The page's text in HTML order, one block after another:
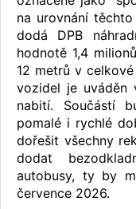
na urovnání
dodá DPB
hodnotě 1,4
12 metrů v
vozidel je uváděn
nabití. Součástí
pomalé i rychlé
dořešit všechny
dodat
autobusy, ty by
července 2026.